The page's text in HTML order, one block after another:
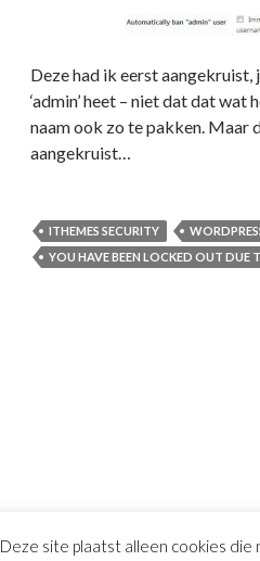
Deze had ik eerst aangekruist,
‘admin’ heet – niet dat dat
naam ook zo te pakken. Maar
aangekruist…
ITHEMES SECURITY
YOU HAVE BEEN LOCKED OUT
Deze site plaatst alleen cookies